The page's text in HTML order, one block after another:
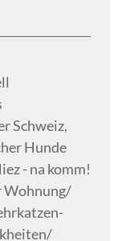
Schweiz,
Hunde
- na komm!
Wohnung/